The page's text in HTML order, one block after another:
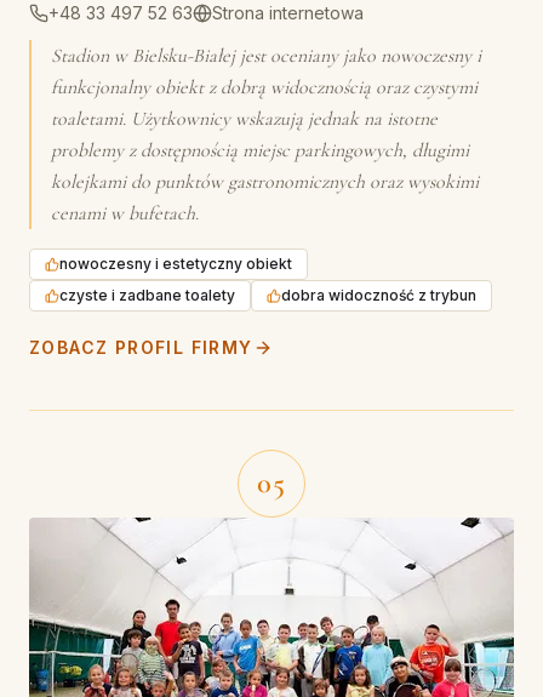
+48 33 497 52 63
Strona internetowa
Stadion w Bielsku-Białej jest oceniany jako nowoczesny i
funkcjonalny obiekt z dobrą widocznością oraz czystymi
toaletami. Użytkownicy wskazują jednak na istotne
problemy z dostępnością miejsc parkingowych, długimi
kolejkami do punktów gastronomicznych oraz wysokimi
cenami w bufetach.
nowoczesny i estetyczny obiekt
czyste i zadbane toalety
dobra widoczność z trybun
ZOBACZ PROFIL FIRMY
05